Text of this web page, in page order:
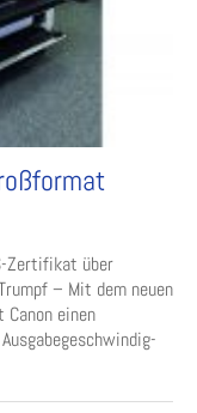
Zertifikat über
– Mit dem neuen
einen